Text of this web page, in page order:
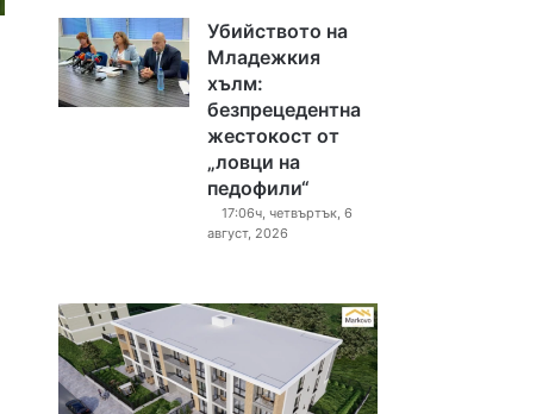
Убийството на
Младежкия
хълм:
безпрецедентна
жестокост от
„ловци на
педофили“
17:06ч, четвъртък, 6
август, 2026